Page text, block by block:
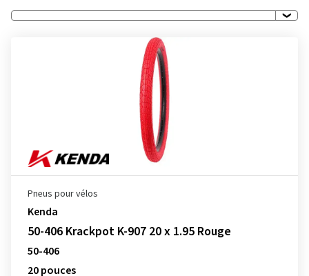
Pneus pour vélos
Kenda
50-406 Krackpot K-907 20 x 1.95 Rouge
50-406
20 pouces